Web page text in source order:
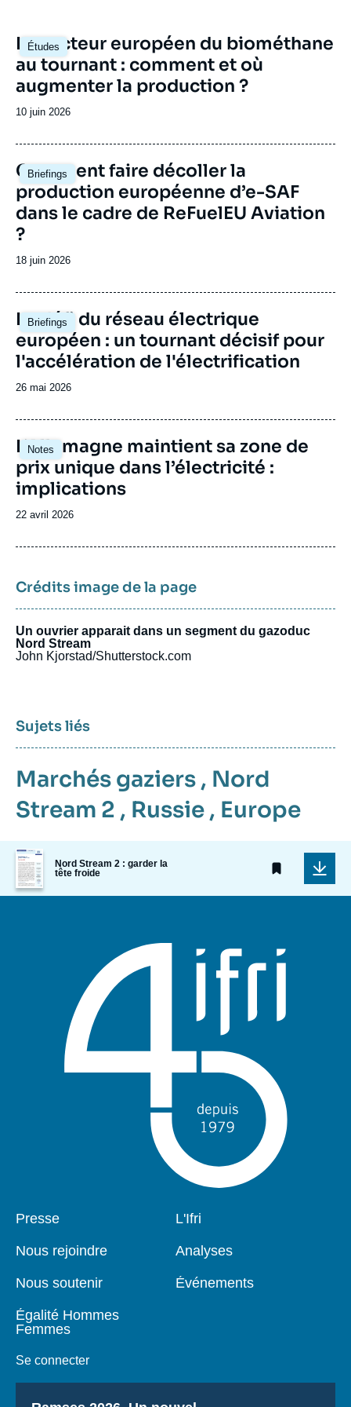
notamment.
Études
Image
principale
Le secteur européen du biométhane
au tournant : comment et où
augmenter la production ?
Date
publication
10 juin 2026
Briefings
Image
principale
Comment faire décoller la
production européenne d’e-SAF
dans le cadre de ReFuelEU Aviation
?
Date
publication
18 juin 2026
Briefings
Image
principale
Le défi du réseau électrique
européen : un tournant décisif pour
l'accélération de l'électrification
Date
publication
26 mai 2026
Notes
Image
principale
L’Allemagne maintient sa zone de
prix unique dans l’électricité :
implications
Date
publication
22 avril 2026
Crédits image de la page
Un ouvrier apparait dans un segment du gazoduc
Nord Stream
John Kjorstad/Shutterstock.com
Sujets liés
Marchés gaziers , Nord
Stream 2 , Russie , Europe
Image
de
couverture
de
Nord Stream 2 : garder la
tête froide
Pied
Presse
Nous rejoindre
Nous soutenir
Égalité Hommes
Femmes
Se connecter
Navigation
L'Ifri
Analyses
Événements